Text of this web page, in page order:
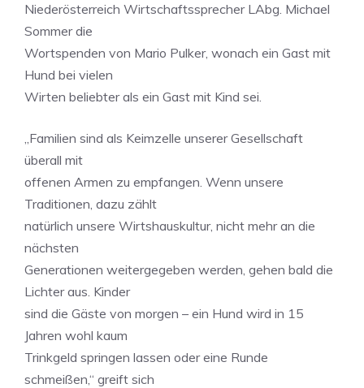
Niederösterreich Wirtschaftssprecher LAbg. Michael
Sommer die
Wortspenden von Mario Pulker, wonach ein Gast mit
Hund bei vielen
Wirten beliebter als ein Gast mit Kind sei.
„Familien sind als Keimzelle unserer Gesellschaft
überall mit
offenen Armen zu empfangen. Wenn unsere
Traditionen, dazu zählt
natürlich unsere Wirtshauskultur, nicht mehr an die
nächsten
Generationen weitergegeben werden, gehen bald die
Lichter aus. Kinder
sind die Gäste von morgen – ein Hund wird in 15
Jahren wohl kaum
Trinkgeld springen lassen oder eine Runde
schmeißen,“ greift sich